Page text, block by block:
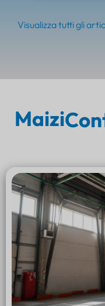
Visualizza tutti gli
Maizi